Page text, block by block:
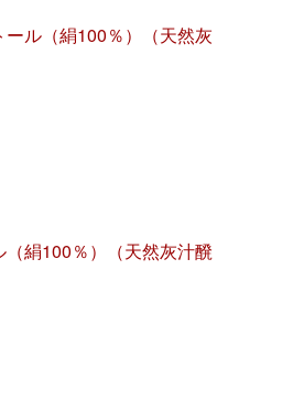
ル（絹100％）（天然灰
絹100％）（天然灰汁醗